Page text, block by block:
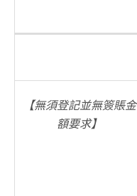
【無須登記並無簽賬金
額要求】